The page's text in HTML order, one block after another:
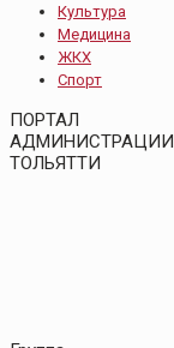
Культура
Медицина
ЖКХ
Спорт
ПОРТАЛ
АДМИНИСТРАЦИИ
ТОЛЬЯТТИ